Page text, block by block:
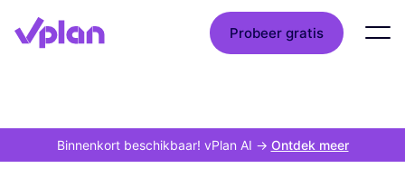
Probeer gratis
Binnenkort beschikbaar! vPlan AI -> Ontdek meer